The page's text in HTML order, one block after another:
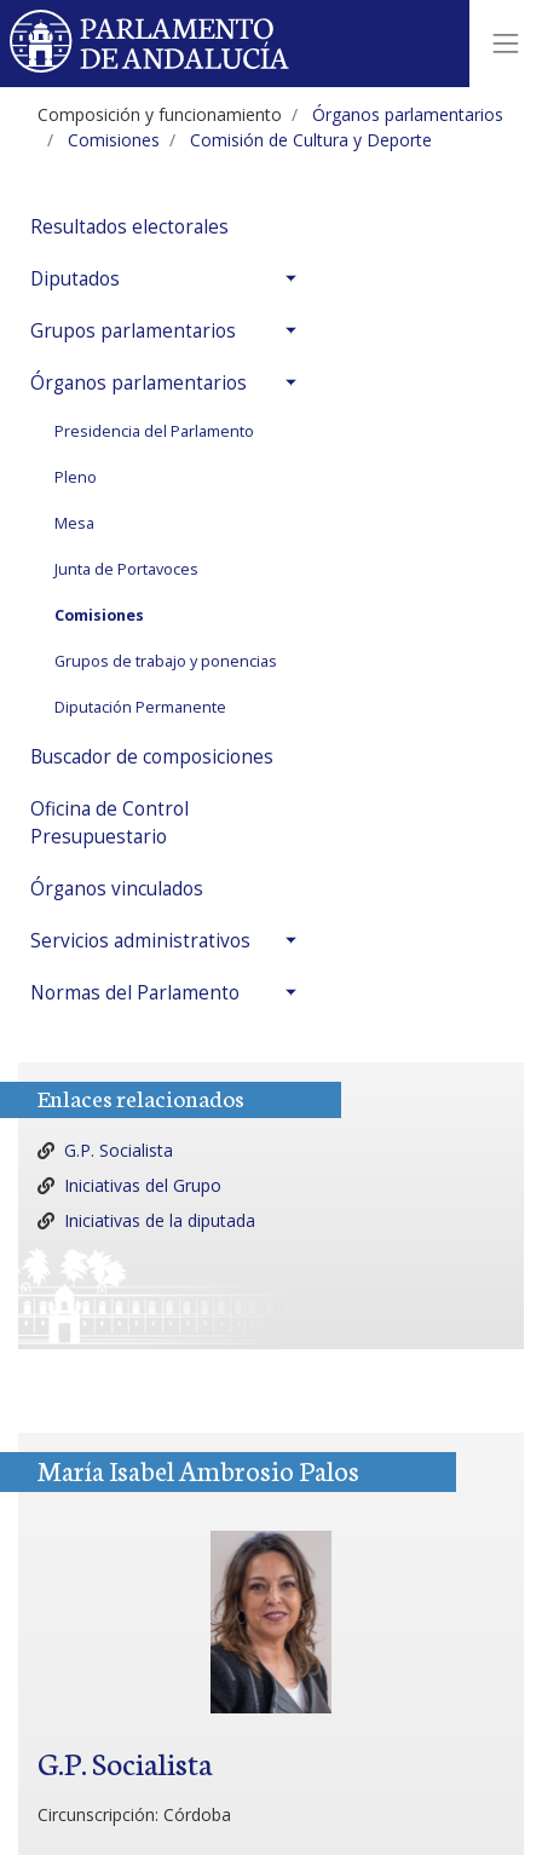
Ficha biográfica composición
Composición y funcionamiento
Órganos parlamentarios
Comisiones
Comisión de Cultura y Deporte
Resultados electorales
Diputados
Grupos parlamentarios
Órganos parlamentarios
Presidencia del Parlamento
Pleno
Mesa
Junta de Portavoces
Comisiones
Grupos de trabajo y ponencias
Diputación Permanente
Buscador de composiciones
Oficina de Control
Presupuestario
Órganos vinculados
Servicios administrativos
Normas del Parlamento
Enlaces relacionados
G.P. Socialista
Iniciativas del Grupo
Iniciativas de la diputada
María Isabel Ambrosio Palos
G.P. Socialista
Circunscripción: Córdoba